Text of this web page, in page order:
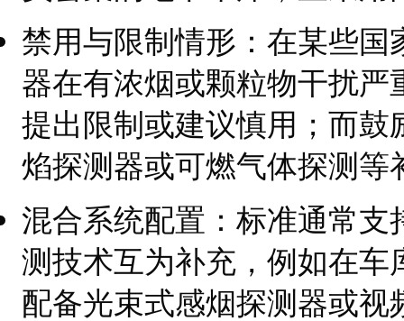
禁用与限制情形：在某些
器在有浓烟或颗粒物干扰
提出限制或建议慎用；而
焰探测器或可燃气体探测等
混合系统配置：标准通常
测技术互为补充，例如在
配备光束式感烟探测器或